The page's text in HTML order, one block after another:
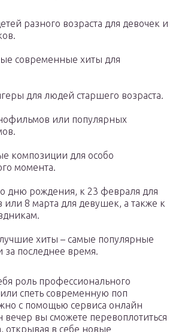
разного возраста для девочек и
современные хиты для
для людей старшего возраста.
или популярных
композиции для особо
момента.
дню рождения, к 23 февраля для
или 8 марта для девушек, а также к
хиты – самые популярные
за последнее время.
роль профессионального
спеть современную поп
с помощью сервиса онлайн
вечер вы сможете перевоплотиться
открывая в себе новые